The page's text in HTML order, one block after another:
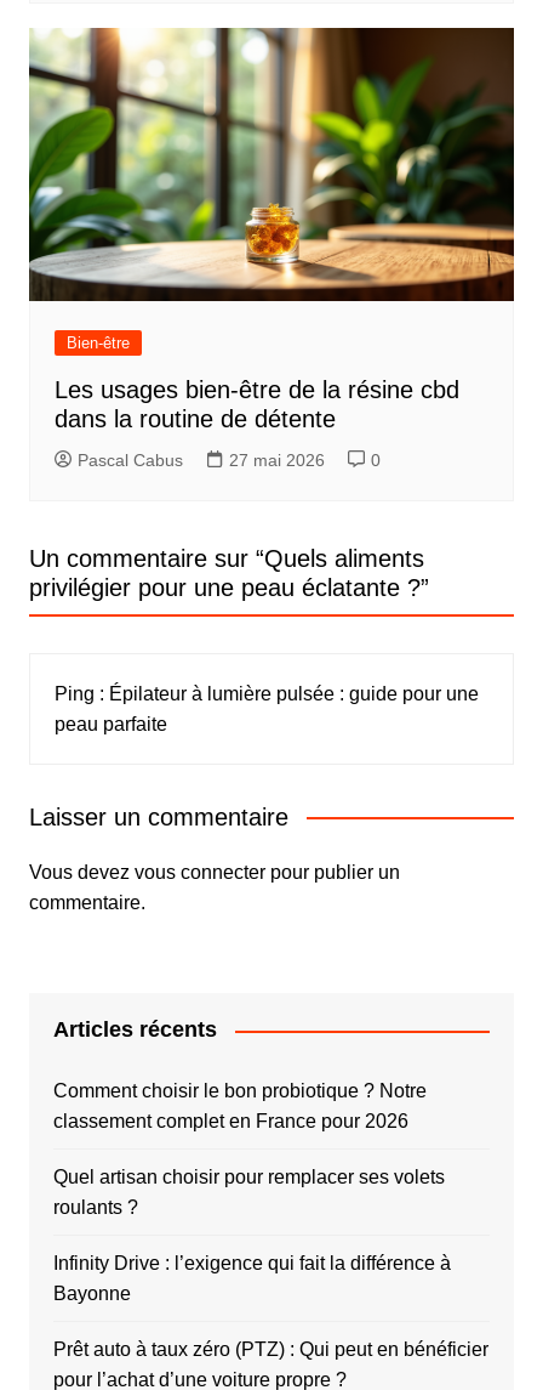
Bien-être
Les usages bien-être de la résine cbd
dans la routine de détente
Pascal Cabus 27 mai 2026 0
Un commentaire sur “Quels aliments
privilégier pour une peau éclatante ?”
Ping : Épilateur à lumière pulsée : guide pour une
peau parfaite
Laisser un commentaire
Vous devez vous connecterpour publier un
commentaire.
Articles récents
Comment choisir le bon probiotique ? Notre
classement complet en France pour 2026
Quel artisan choisir pour remplacer ses volets
roulants ?
Infinity Drive : l’exigence qui fait la différence à
Bayonne
Prêt auto à taux zéro (PTZ) : Qui peut en bénéficier
pour l’achat d’une voiture propre ?